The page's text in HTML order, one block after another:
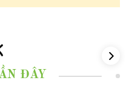
đính ngọc trai đơn giản đẹp
ĐÂY